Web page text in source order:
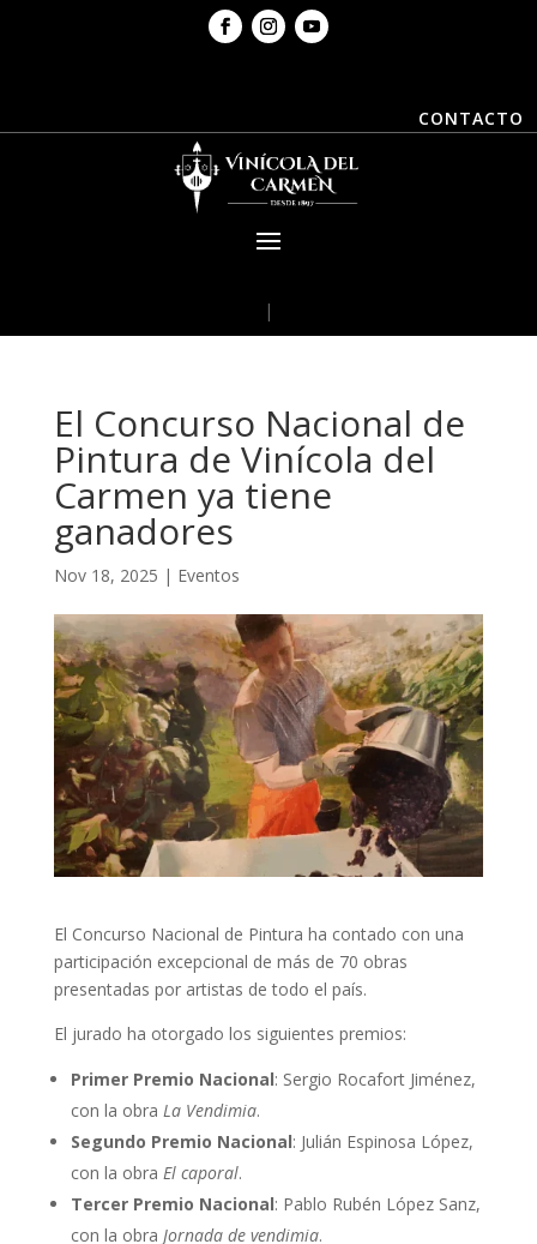
CONTACTO
|
El Concurso Nacional de
Pintura de Vinícola del
Carmen ya tiene
ganadores
Nov 18, 2025 | Eventos
El Concurso Nacional de Pintura ha contado con una
participación excepcional de más de 70 obras
presentadas por artistas de todo el país.
El jurado ha otorgado los siguientes premios:
Primer Premio Nacional: Sergio Rocafort Jiménez,
con la obra La Vendimia.
Segundo Premio Nacional: Julián Espinosa López,
con la obra El caporal.
Tercer Premio Nacional: Pablo Rubén López Sanz,
con la obra Jornada de vendimia.